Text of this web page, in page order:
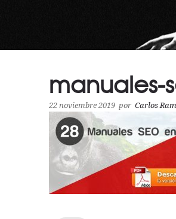
manuales-
22 noviembre 2019 por Carlos